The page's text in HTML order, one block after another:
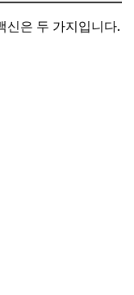
신은 두 가지입니다.